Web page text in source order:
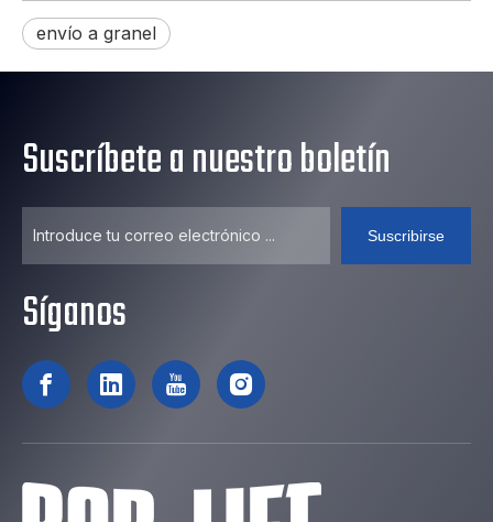
envío a granel
Suscríbete a nuestro boletín
Suscribirse
Síganos